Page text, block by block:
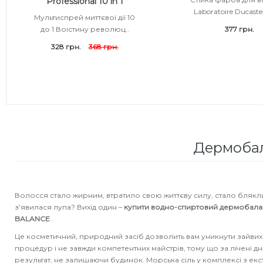
Мультиспрей миттєвої дії 10
до 1 Воістину революц..
328 грн.
368 грн.
Laboratoire Ducastel
377 грн.
Волосся стало жирним, втратило свою життєву силу, стало
з'явилася лупа? Вихід один – купити водно-спиртовий
BALANCE
Це косметичний, природний засіб дозволить вам уникнути
процедур і не завжди компетентних майстрів, тому що за лічені
результат, не залишаючи будинок. Морська сіль у комплексі з
Кошти від лупи
Сироватка, флюїд для волосся
Subtil Color Lab Instant Detox - Серія детокс для шкіри
Subtil Color Lab Maitrise Parfaite – Серія для кучерявого
Subtil Color Lab Volume Intense – Серія для об'єму
Subtil Design Lab - Серія для максимального
Subtil Global Lift - Глибоке відновлення
Revlon Professional
Schwarzkopf Professional
Technique
Termix
Tico Professional